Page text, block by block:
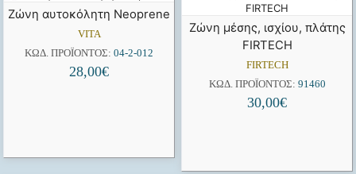
Ζώνη αυτοκόλητη Neoprene
VITA
ΚΩΔ. ΠΡΟΪΌΝΤΟΣ: 04-2-012
28,00€
Ζώνη μέσης, ισχίου, πλάτης
FIRTECH
FIRTECH
ΚΩΔ. ΠΡΟΪΌΝΤΟΣ: 91460
30,00€